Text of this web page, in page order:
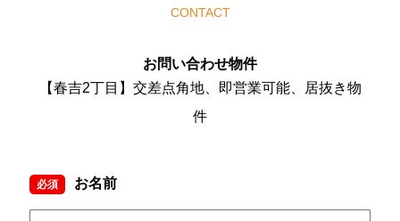
CONTACT
お問い合わせ物件
【春吉2丁目】交差点角地、即営業可能、居抜き物
件
必須 お名前